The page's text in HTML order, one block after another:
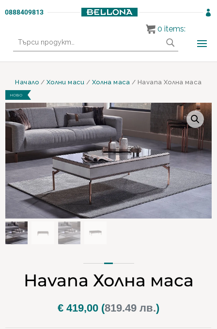
0888409813 
за:
Начало / Холни маси / Холна маса / Havana Холна маса
НОВО
Havana Холна маса
€ 419,00 (819.49 лв.)
0 items: